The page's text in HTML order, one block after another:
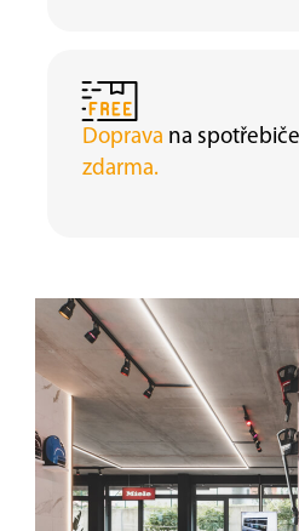
Doprava na
zdarma.